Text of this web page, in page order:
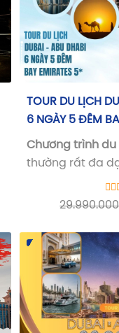
TOUR DU LỊCH
6 NGÀY 5 ĐÊM
Chương trình du
thường rất đa
phú, mang lại
những trải
nhiên và các
tân tiến...
29.990.000